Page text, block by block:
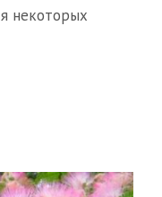
некоторых